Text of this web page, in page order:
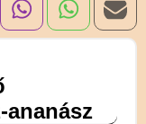
ananász